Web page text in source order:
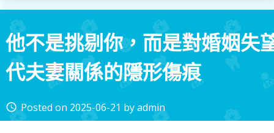
他不是挑剔你，而是對婚姻失
代夫妻關係的隱形傷痕
access_time Posted on 2025-06-21 byadmin